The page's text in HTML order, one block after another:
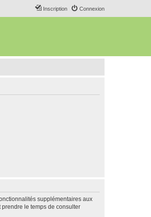
Connexion
Inscription
supplémentaires aux
le temps de consulter